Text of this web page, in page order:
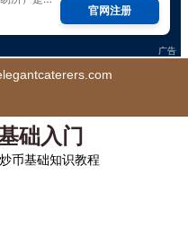
础入门
币基础知识教程